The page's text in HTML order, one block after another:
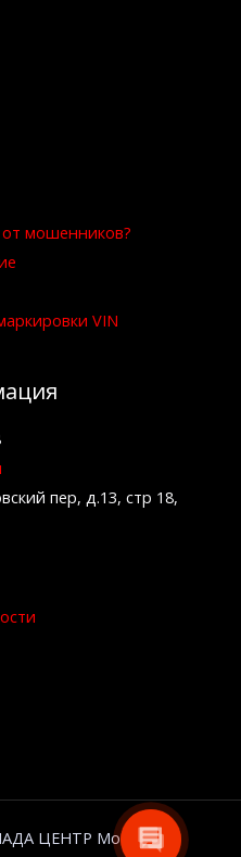
от мошенников?
VIN
пер, д.13, стр 18,
ЦЕНТР Москва